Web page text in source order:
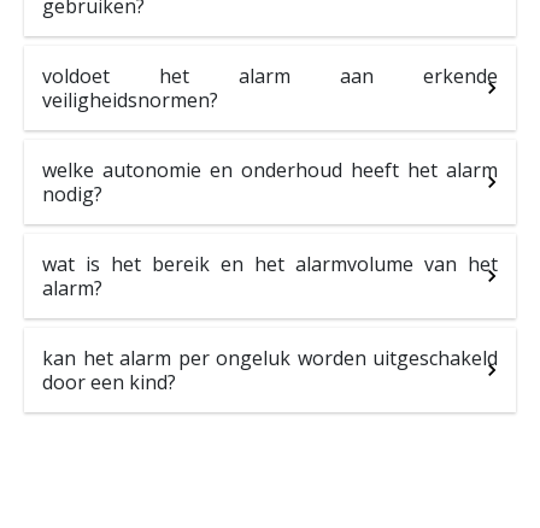
gebruiken?
voldoet het alarm aan erkende
veiligheidsnormen?
welke autonomie en onderhoud heeft het alarm
nodig?
wat is het bereik en het alarmvolume van het
alarm?
kan het alarm per ongeluk worden uitgeschakeld
door een kind?